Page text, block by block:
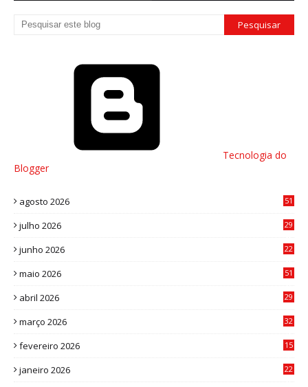
Tecnologia do
Blogger
agosto 2026 51
julho 2026
29
junho 2026
22
maio 2026
51
abril 2026
29
março 2026
32
fevereiro 2026
15
janeiro 2026
22